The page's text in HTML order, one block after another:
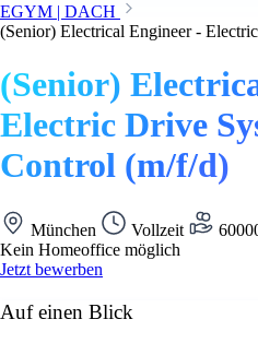
EGYM | DACH
(Senior) Electrical Engineer -
(Senior)
Electric Drive
Control (m/f/d)
München Vollzeit
Kein Homeoffice möglich
Jetzt bewerben
Auf einen Blick